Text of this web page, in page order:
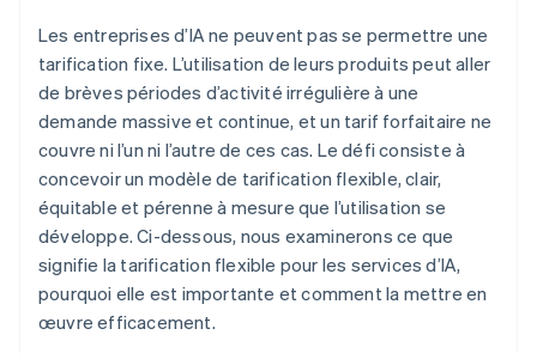
Pression sur les marges
Les entreprises d’IA ne peuvent pas se permettre une
tarification fixe. L’utilisation de leurs produits peut aller
de brèves périodes d’activité irrégulière à une
demande massive et continue, et un tarif forfaitaire ne
couvre ni l’un ni l’autre de ces cas. Le défi consiste à
concevoir un modèle de tarification flexible, clair,
équitable et pérenne à mesure que l’utilisation se
développe. Ci-dessous, nous examinerons ce que
signifie la tarification flexible pour les services d’IA,
pourquoi elle est importante et comment la mettre en
œuvre efficacement.